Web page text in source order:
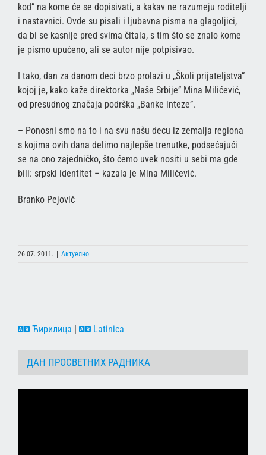
kod” na kome će se dopisivati, a kakav ne razumeju roditelji
i nastavnici. Ovde su pisali i ljubavna pisma na glagoljici,
da bi se kasnije pred svima čitala, s tim što se znalo kome
je pismo upućeno, ali se autor nije potpisivao.
I tako, dan za danom deci brzo prolazi u „Školi prijateljstva”
kojoj je, kako kaže direktorka „Naše Srbije” Mina Milićević,
od presudnog značaja podrška „Banke inteze”.
– Ponosni smo na to i na svu našu decu iz zemalja regiona
s kojima ovih dana delimo najlepše trenutke, podsećajući
se na ono zajedničko, što ćemo uvek nositi u sebi ma gde
bili: srpski identitet – kazala je Mina Milićević.
Branko Pejović
26.07. 2011. | Актуелно
Ћирилица | Latinica
ДАН ПРОСВЕТНИХ РАДНИКА